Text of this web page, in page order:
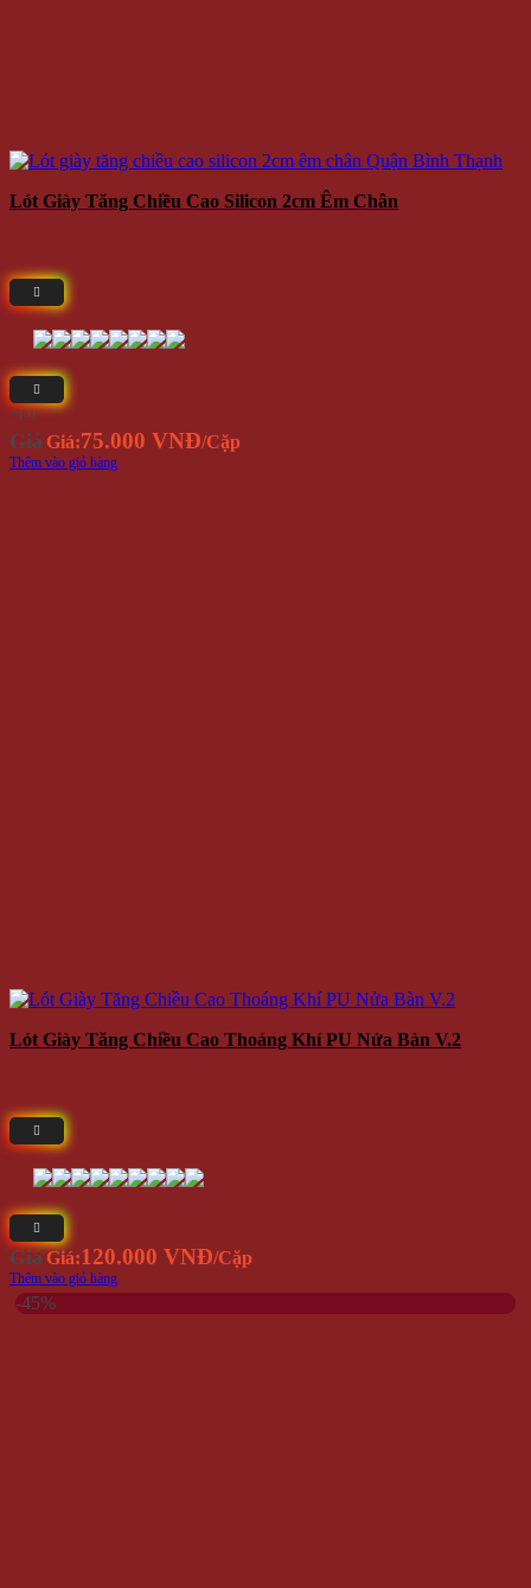
Lót Giày Tăng Chiều Cao Silicon 2cm Êm Chân
⭐(5)
Giá Giá:75.000 VNĐ/Cặp
Thêm vào giỏ hàng
Lót Giày Tăng Chiều Cao Thoáng Khí PU Nửa Bàn V.2
Giá Giá:120.000 VNĐ/Cặp
Thêm vào giỏ hàng
-45%